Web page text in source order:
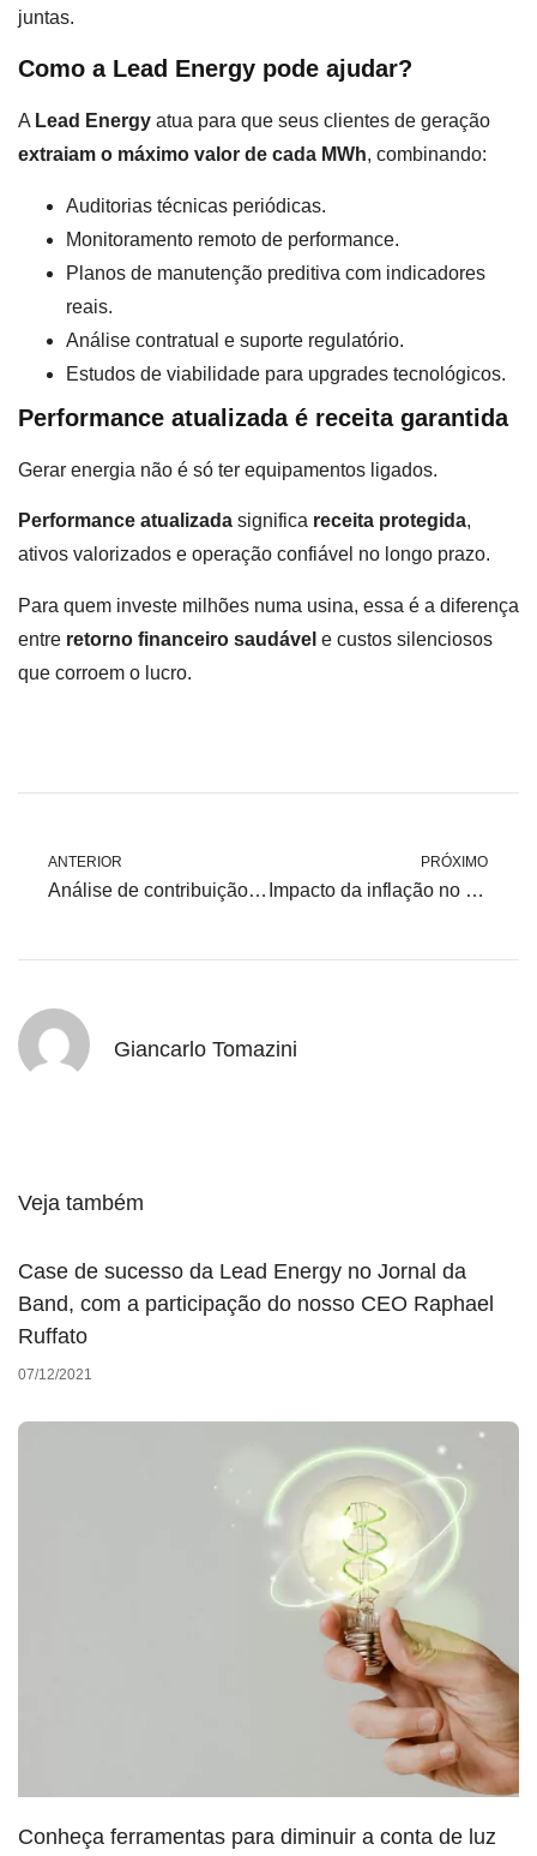
juntas.
Como a Lead Energy pode ajudar?
A Lead Energy atua para que seus clientes de geração
extraiam o máximo valor de cada MWh, combinando:
Auditorias técnicas periódicas.
Monitoramento remoto de performance.
Planos de manutenção preditiva com indicadores
reais.
Análise contratual e suporte regulatório.
Estudos de viabilidade para upgrades tecnológicos.
Performance atualizada é receita garantida
Gerar energia não é só ter equipamentos ligados.
Performance atualizada significa receita protegida,
ativos valorizados e operação confiável no longo prazo.
Para quem investe milhões numa usina, essa é a diferença
entre retorno financeiro saudável e custos silenciosos
que corroem o lucro.
ANTERIOR
Análise de contribuição associativa em usinas: impactando sua receita.
PRÓXIMO
Impacto da inflação no custo da energia elétrica.
Giancarlo Tomazini
Veja também
Case de sucesso da Lead Energy no Jornal da
Band, com a participação do nosso CEO Raphael
Ruffato
07/12/2021
Conheça ferramentas para diminuir a conta de luz